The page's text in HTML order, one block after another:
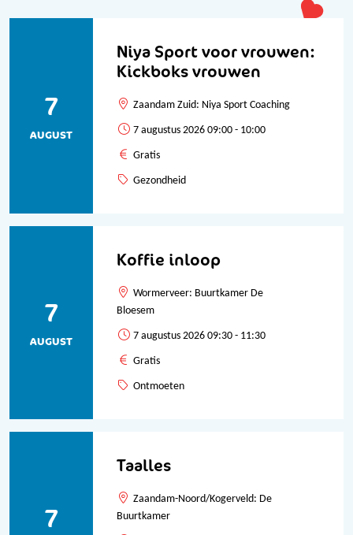
Niya Sport voor vrouwen:
Kickboks vrouwen
7
AUGUST
Zaandam Zuid: Niya Sport Coaching
7 augustus 2026 09:00 - 10:00
Gratis
Gezondheid
Koffie inloop
7
AUGUST
Wormerveer: Buurtkamer De
Bloesem
7 augustus 2026 09:30 - 11:30
Gratis
Ontmoeten
Taalles
7
Zaandam-Noord/Kogerveld: De
Buurtkamer